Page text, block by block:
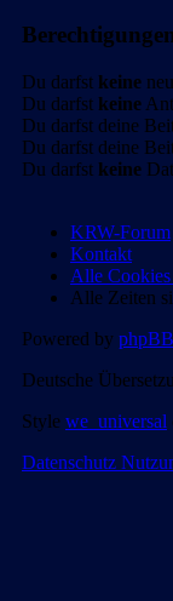
Du darfst keine
Du darfst keine
Du darfst deine
Du darfst deine
Du darfst keine
KRW-Forum
Kontakt
Alle Cookies
Alle Zeiten
Powered by phpBB
Deutsche
Style we_universal
Datenschutz